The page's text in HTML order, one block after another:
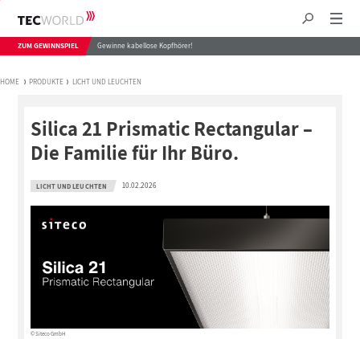
ZUM GEWINNSPIEL Gewinne kabellose Kopfhörer!
HOME PRODUKTE LICHT UND LEUCHTEN
Silica 21 Prismatic Rectangular –
Die Familie für Ihr Büro.
LICHT UND LEUCHTEN 10.02.2026
© Siteco GmbH